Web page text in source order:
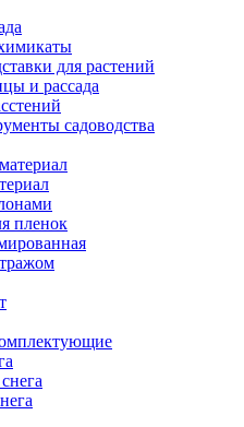
для растений
и рассада
садоводства
пленок